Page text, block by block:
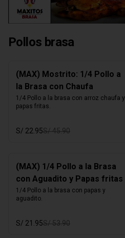
Pollos brasa
(MAX) Mostrito: 1/4 Pollo a
la Brasa con Chaufa
1/4 Pollo a la brasa con arroz chaufa y
papas fritas.
S/ 22.95S/ 45.90
(MAX) 1/4 Pollo a la Brasa
con Aguadito y Papas fritas
1/4 Pollo a la brasa con papas y
aguadito.
S/ 21.95S/ 53.90